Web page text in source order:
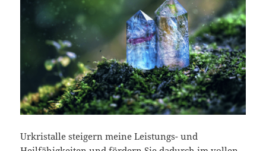
Urkristalle steigern meine Leistungs- und